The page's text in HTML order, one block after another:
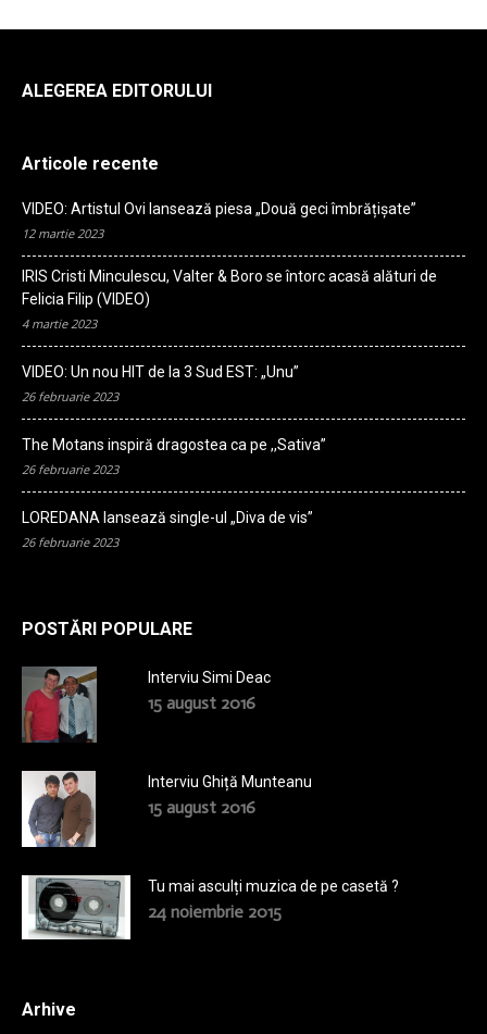
ALEGEREA EDITORULUI
Articole recente
VIDEO: Artistul Ovi lansează piesa „Două geci îmbrățișate”
12 martie 2023
IRIS Cristi Minculescu, Valter & Boro se întorc acasă alături de
Felicia Filip (VIDEO)
4 martie 2023
VIDEO: Un nou HIT de la 3 Sud EST: „Unu”
26 februarie 2023
The Motans inspiră dragostea ca pe ,,Sativa”
26 februarie 2023
LOREDANA lansează single-ul „Diva de vis”
26 februarie 2023
POSTĂRI POPULARE
Interviu Simi Deac
15 august 2016
Interviu Ghiță Munteanu
15 august 2016
Tu mai asculți muzica de pe casetă ?
24 noiembrie 2015
Arhive